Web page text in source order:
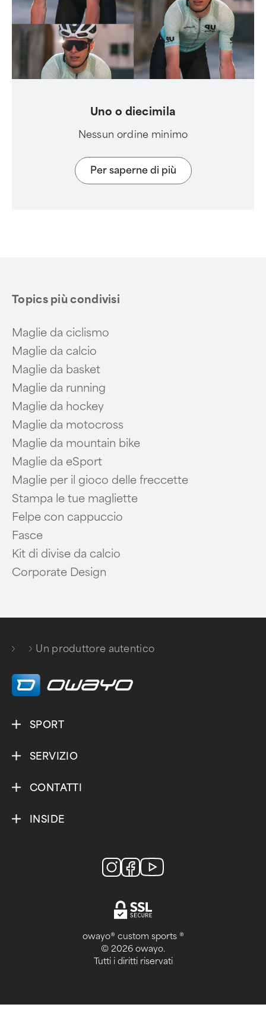
Uno o diecimila
Nessun ordine minimo
Per saperne di più
Topics più condivisi
Maglie da ciclismo
Maglie da calcio
Maglie da basket
Maglie da running
Maglie da hockey
Maglie da motocross
Maglie da mountain bike
Maglie da eSport
Maglie per il gioco delle freccette
Stampa le tue magliette
Felpe con cappuccio
Fasce
Kit di divise da calcio
Corporate Design
Un produttore autentico
SPORT
SERVIZIO
CONTATTI
INSIDE
owayo® custom sports ®
© 2026 owayo.
Tutti i diritti riservati